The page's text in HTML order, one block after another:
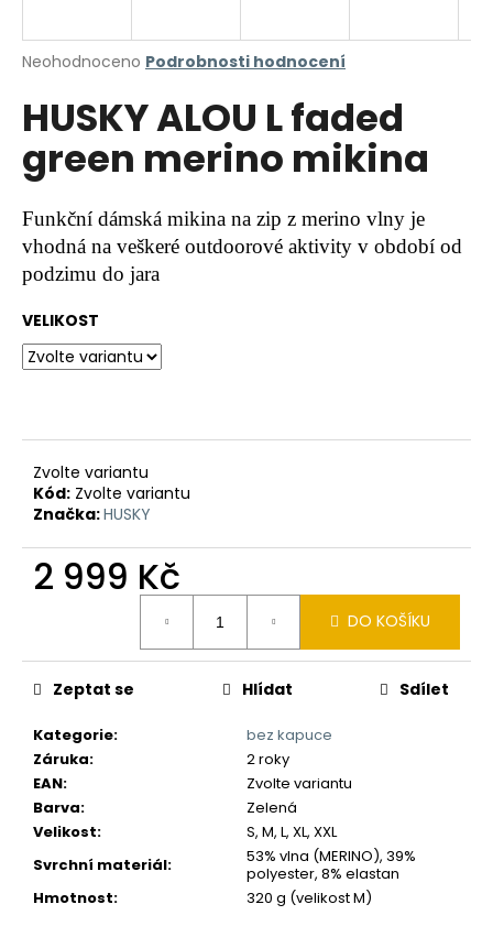
Průměrné
produktu
je
z
5
hvězdiček.
Neohodnoceno Podrobnosti hodnocení
HUSKY ALOU L faded
green merino mikina
Funkční dámská mikina na zip z merino vlny je
vhodná na veškeré outdoorové aktivity v období od
podzimu do jara
VELIKOST
Zvolte variantu
Kód: Zvolte variantu
Značka:HUSKY
2 999 Kč
DO KOŠÍKU
Kategorie:
bez kapuce
Záruka:
2 roky
EAN:
Zvolte variantu
Barva:
Zelená
Velikost:
S, M, L, XL, XXL
Svrchní materiál:
53% vlna (MERINO), 39%
polyester, 8% elastan
Hmotnost: 320 g (velikost M)
Zeptat se Hlídat Sdílet
j
t
?
HLEDAT
D
o
r
u
č
u
j
m